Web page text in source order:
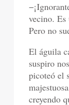
vecino. Es
Pero no
El águila
suspiro
picoteó el
creyendo